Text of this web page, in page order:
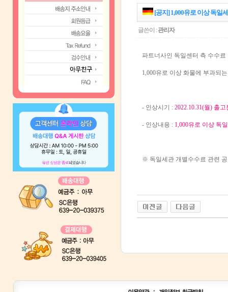
[공지] 1,000유로 이상 독일
글쓴이 : 관리자
파트너사인 독일센터 측 수수료
1,000유로 이상 화물에 부과되
- 인상시기 : 2022.10.31(월) 출고
- 인상내용 : 1,000유로 이상 독
※ 독일세관 개별수수료 관련